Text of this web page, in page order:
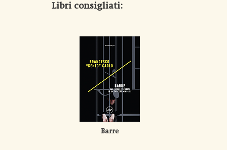
Libri consigliati:
Barre